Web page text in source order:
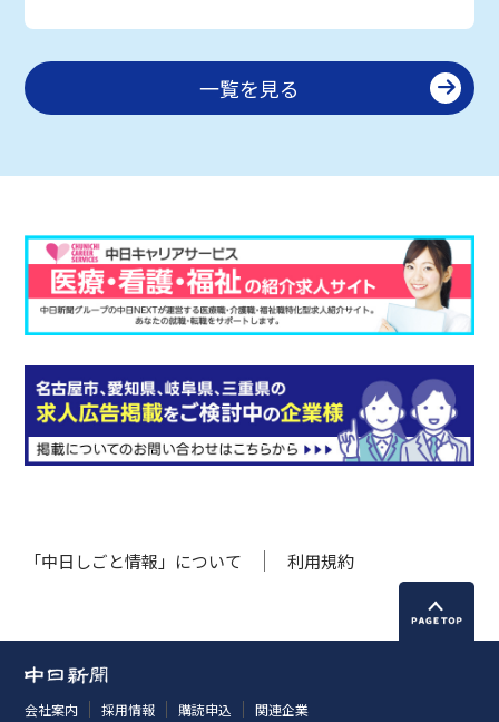
一覧を見る
「中日しごと情報」について 利用規約
会社案内 採用情報 購読申込 関連企業